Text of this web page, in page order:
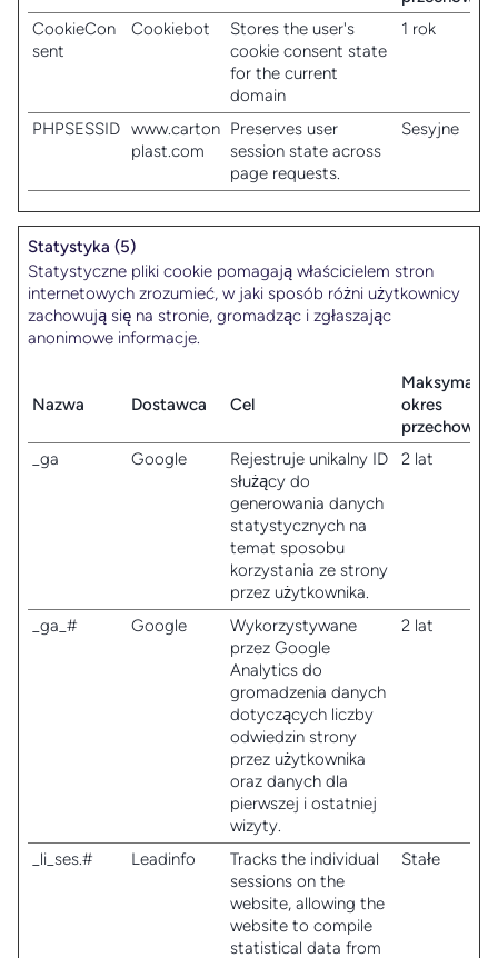
CookieCon
sent
Cookiebot
Stores the user's
cookie consent state
for the current
domain
1 rok
PHPSESSID www.carton
plast.com
Preserves user
session state across
page requests.
Sesyjne
Statystyka (5)
Statystyczne pliki cookie pomagają właścicielem stron
internetowych zrozumieć, w jaki sposób różni użytkownicy
zachowują się na stronie, gromadząc i zgłaszając
anonimowe informacje.
Nazwa Dostawca Cel
Maksymalny
okres
_ga
Google
Rejestruje unikalny ID
służący do
generowania danych
statystycznych na
temat sposobu
korzystania ze strony
przez użytkownika.
2 lat
_ga_# Google
Wykorzystywane
przez Google
Analytics do
gromadzenia danych
dotyczących liczby
odwiedzin strony
przez użytkownika
oraz danych dla
pierwszej i ostatniej
wizyty.
2 lat
_li_ses.# Leadinfo
Tracks the individual
sessions on the
website, allowing the
website to compile
statistical data from
Stałe